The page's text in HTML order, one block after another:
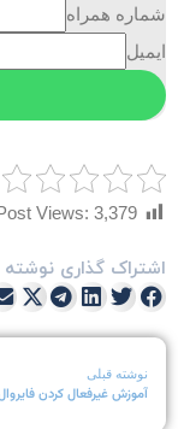
همراه
Post Views: 3,379
گذاری نوشته
نوشته قبلی
آموزش غیرفعال کردن فایروال در